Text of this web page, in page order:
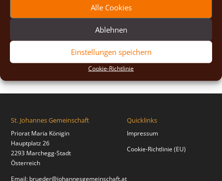
Alle Cookies
Ablehnen
Einstellungen speichern
Cookie-Richtlinie
2020(2)
St. Johannes Gemeinschaft
Priorat Maria Königin
Hauptplatz 26
2293 Marchegg-Stadt
Österreich
Email: brueder@johannesgemeinschaft.at
Quicklinks
Impressum
Cookie-Richtlinie (EU)